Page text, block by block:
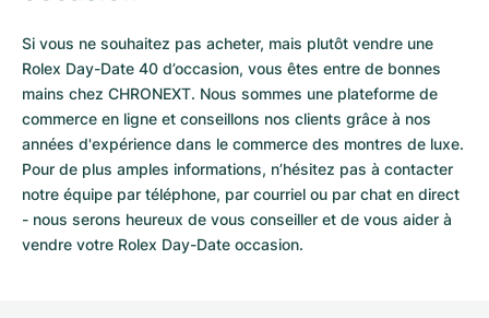
Si vous ne souhaitez pas acheter, mais plutôt vendre une
Rolex Day-Date 40 d’occasion, vous êtes entre de bonnes
mains chez CHRONEXT. Nous sommes une plateforme de
commerce en ligne et conseillons nos clients grâce à nos
années d'expérience dans le commerce des montres de luxe.
Pour de plus amples informations, n’hésitez pas à contacter
notre équipe par téléphone, par courriel ou par chat en direct
- nous serons heureux de vous conseiller et de vous aider à
vendre votre Rolex Day-Date occasion.